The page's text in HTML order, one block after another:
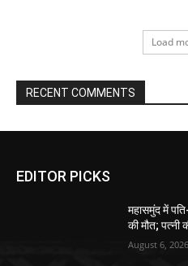
Load
RECENT COMMENTS
EDITOR PICKS
महासमुंद में
की मौत; पत्नी
August 6, 2026